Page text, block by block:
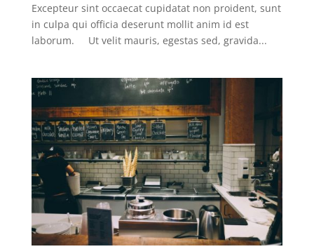
Excepteur sint occaecat cupidatat non proident, sunt
in culpa qui officia deserunt mollit anim id est
laborum. Ut velit mauris, egestas sed, gravida...